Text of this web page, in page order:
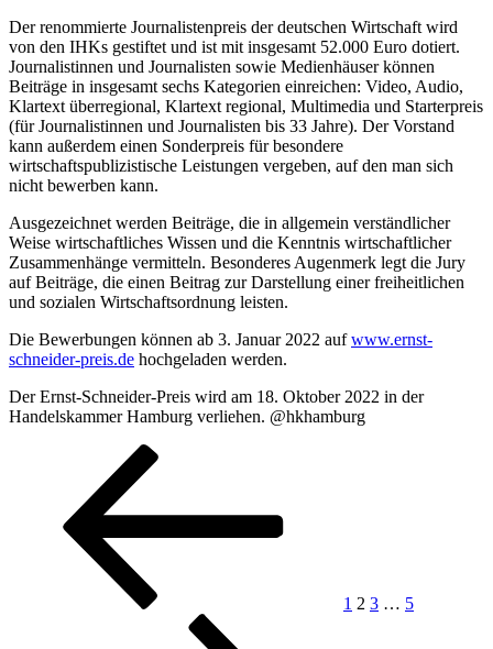
Der renommierte Journalistenpreis der deutschen Wirtschaft wird
von den IHKs gestiftet und ist mit insgesamt 52.000 Euro dotiert.
Journalistinnen und Journalisten sowie Medienhäuser können
Beiträge in insgesamt sechs Kategorien einreichen: Video, Audio,
Klartext überregional, Klartext regional, Multimedia und Starterpreis
(für Journalistinnen und Journalisten bis 33 Jahre). Der Vorstand
kann außerdem einen Sonderpreis für besondere
wirtschaftspublizistische Leistungen vergeben, auf den man sich
nicht bewerben kann.
Ausgezeichnet werden Beiträge, die in allgemein verständlicher
Weise wirtschaftliches Wissen und die Kenntnis wirtschaftlicher
Zusammenhänge vermitteln. Besonderes Augenmerk legt die Jury
auf Beiträge, die einen Beitrag zur Darstellung einer freiheitlichen
und sozialen Wirtschaftsordnung leisten.
Die Bewerbungen können ab 3. Januar 2022 aufwww.ernst-
schneider-preis.de hochgeladen werden.
Der Ernst-Schneider-Preis wird am 18. Oktober 2022 in der
Handelskammer Hamburg verliehen. @hkhamburg
Beitragsnavigation
1 2 3 … 5